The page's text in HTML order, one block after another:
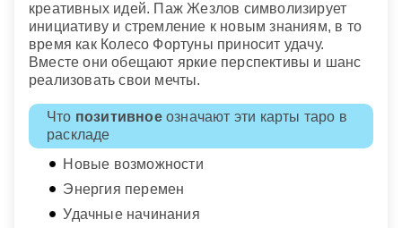
креативных идей. Паж Жезлов символизирует
инициативу и стремление к новым знаниям, в то
время как Колесо Фортуны приносит удачу.
Вместе они обещают яркие перспективы и шанс
реализовать свои мечты.
Что позитивноеозначают эти карты таро в
раскладе
Новые возможности
Энергия перемен
Удачные начинания